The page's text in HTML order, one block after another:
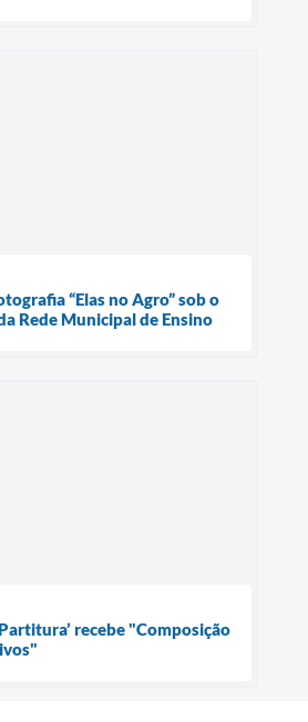
“Elas no Agro” sob o
Rede Municipal de Ensino
recebe "Composição